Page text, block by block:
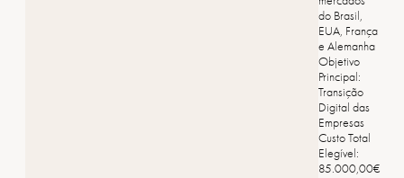
do Brasil,
EUA, França
e Alemanha
Objetivo
Principal:
Transição
Digital das
Empresas
Custo Total
Elegível:
85.000,00€